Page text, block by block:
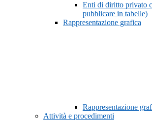
Enti di diritto privato
pubblicare in tabelle)
Rappresentazione grafica
Rappresentazione
Attività e procedimenti